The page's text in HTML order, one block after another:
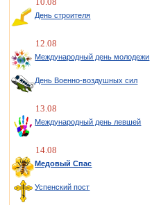
День строителя
12.08
Международный день молодежи
День Военно-воздушных сил
13.08
Международный день левшей
14.08
Медовый Спас
Успенский пост